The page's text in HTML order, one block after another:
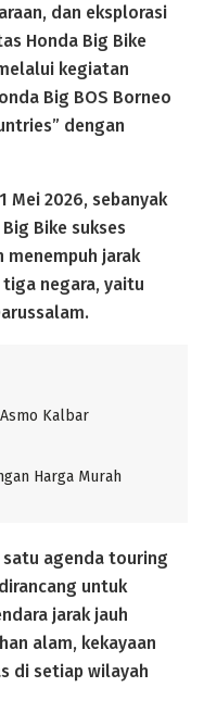
dan eksplorasi
Honda Big Bike
kegiatan
Big BOS Borneo
dengan
Mei 2026, sebanyak
Bike sukses
menempuh jarak
negara, yaitu
Kalbar
Harga Murah
satu agenda touring
untuk
jarak jauh
alam, kekayaan
di setiap wilayah